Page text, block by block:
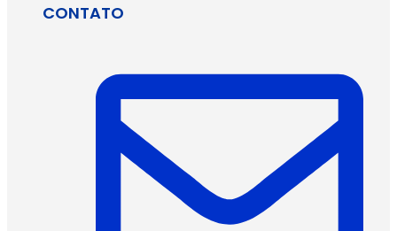
CONTATO